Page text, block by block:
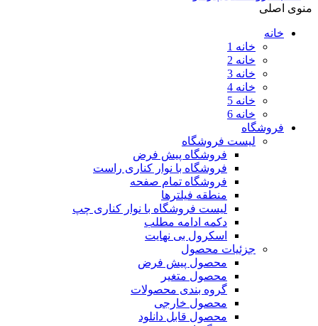
منوی اصلی
خانه
خانه 1
خانه 2
خانه 3
خانه 4
خانه 5
خانه 6
فروشگاه
لیست فروشگاه
فروشگاه پیش فرض
فروشگاه با نوار کناری راست
فروشگاه تمام صفحه
منطقه فیلترها
لیست فروشگاه با نوار کناری چپ
دکمه ادامه مطلب
اسکرول بی نهایت
جزئیات محصول
محصول پیش فرض
محصول متغیر
گروه بندی محصولات
محصول خارجی
محصول قابل دانلود